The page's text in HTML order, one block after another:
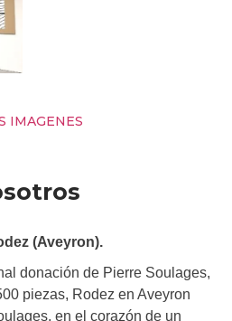
IMAGENES
(Aveyron).
donación de Pierre Soulages,
piezas, Rodez en Aveyron
en el corazón de un